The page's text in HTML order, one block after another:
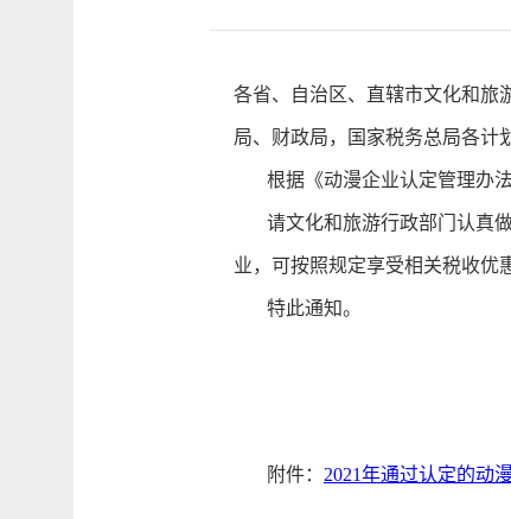
各省、自治区、直辖市文化和旅
局、财政局，国家税务总局各计
根据《动漫企业认定管理办法
请文化和旅游行政部门认真做
业，可按照规定享受相关税收优
特此通知。
附件： 2021年通过认定的动